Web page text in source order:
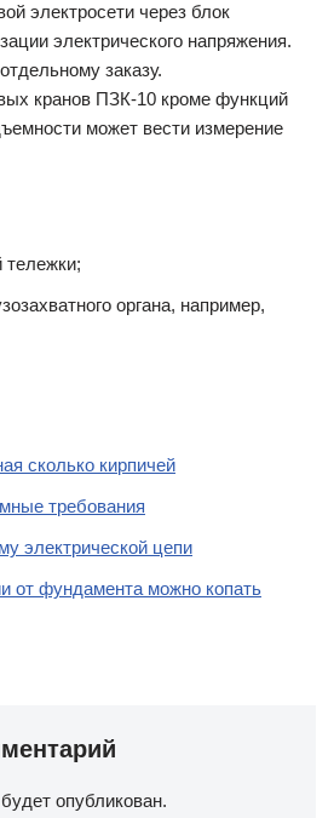
электросети через блок
электрического напряжения.
заказу.
кранов ПЗК-10 кроме функций
может вести измерение
тележки;
органа, например,
сколько кирпичей
требования
электрической цепи
от фундамента можно копать
опубликован.